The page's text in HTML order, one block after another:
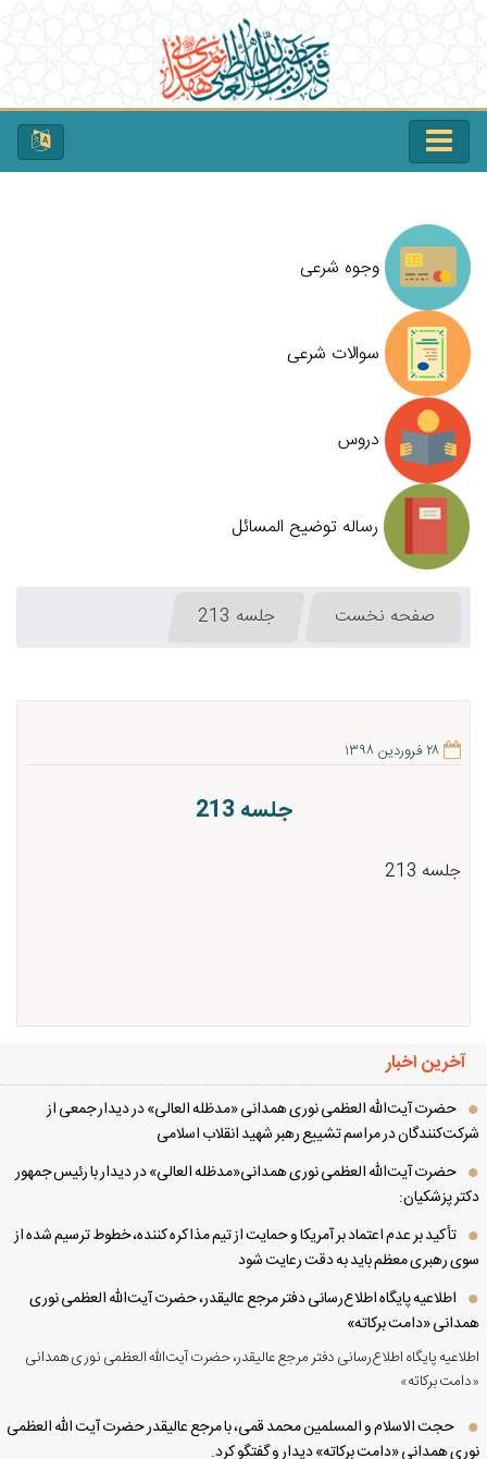
وجوه شرعی
سوالات شرعی
دروس
رساله توضیح المسائل
صفحه نخست جلسه 213
۲۸ فروردین ۱۳۹۸
جلسه 213
جلسه 213
آخرین اخبار
حضرت آیت‌الله العظمی نوری همدانی «مدظله العالی» در دیدار جمعی از
در مراسم تشییع رهبر شهید انقلاب اسلامی
حضرت آیت‌الله العظمی نوری همدانی«مدظله العالی» در دیدار با رئیس جمهور
پزشکیان:
تأکید بر عدم اعتماد بر آمریکا و حمایت از تیم مذاکره کننده، خطوط ترسیم شده از
رهبری معظم باید به دقت رعایت شود
اطلاعیه پایگاه اطلاع‌رسانی دفتر مرجع عالیقدر، حضرت آیت‌الله العظمی نوری
«دامت برکاته»
پایگاه اطلاع‌رسانی دفتر مرجع عالیقدر، حضرت آیت‌الله العظمی نوری همدانی
برکاته»
حجت الاسلام و المسلمین محمد قمی، با مرجع عالیقدر حضرت آیت الله العظمی
همدانی «دامت برکاته» دیدار و گفتگو کرد.